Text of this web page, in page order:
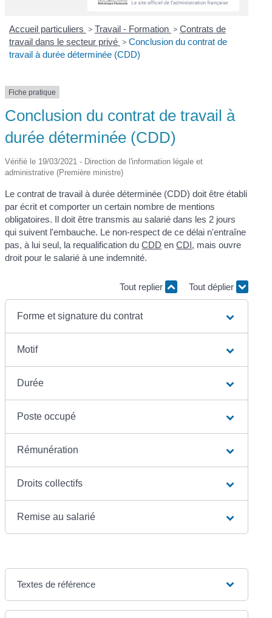
Accueil particuliers > Travail - Formation > Contrats de
travail dans le secteur privé > Conclusion du contrat de
travail à durée déterminée (CDD)
Fiche pratique
Conclusion du contrat de travail à
durée déterminée (CDD)
Vérifié le 19/03/2021 - Direction de l'information légale et
administrative (Première ministre)
Le contrat de travail à durée déterminée (CDD) doit être établi
par écrit et comporter un certain nombre de mentions
obligatoires. Il doit être transmis au salarié dans les 2 jours
qui suivent l'embauche. Le non-respect de ce délai n'entraîne
pas, à lui seul, la requalification duCDD enCDI, mais ouvre
droit pour le salarié à une indemnité.
Tout replier Tout déplier
Forme et signature du contrat
Motif
Durée
Poste occupé
Rémunération
Droits collectifs
Remise au salarié
Textes de référence